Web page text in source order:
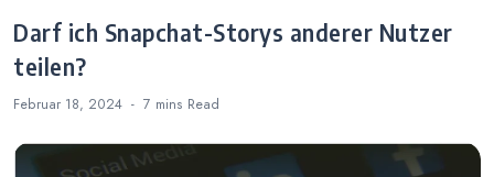
Darf ich Snapchat-Storys anderer Nutzer
teilen?
Februar 18, 2024 7 mins Read